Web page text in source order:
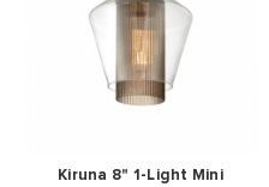
Kiruna 8" 1-Light Mini